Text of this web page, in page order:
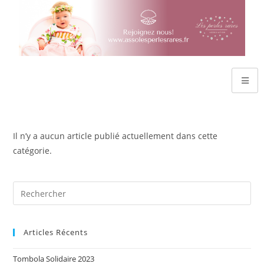
Il n’y a aucun article publié actuellement dans cette
catégorie.
Articles Récents
Tombola Solidaire 2023